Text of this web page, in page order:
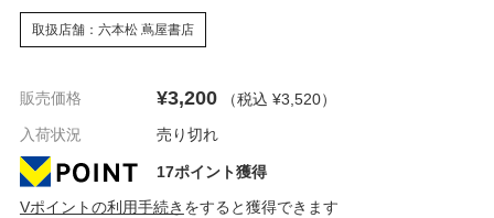
取扱店舗：六本松 蔦屋書店
販売価格 ¥3,200 （税込 ¥3,520）
入荷状況
売り切れ
17ポイント獲得
Vポイントの利用手続き をすると獲得できます